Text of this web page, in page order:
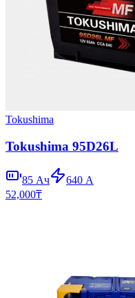
Tokushima
Tokushima 95D26L
85 Ач 640 А
52,000₸